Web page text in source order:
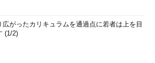
広がったカリキュラムを通過点に若者は上を目
(1/2)